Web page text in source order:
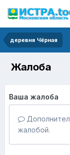
деревня Чёрная
Жалоба
Ваша жалоба
жалобой.